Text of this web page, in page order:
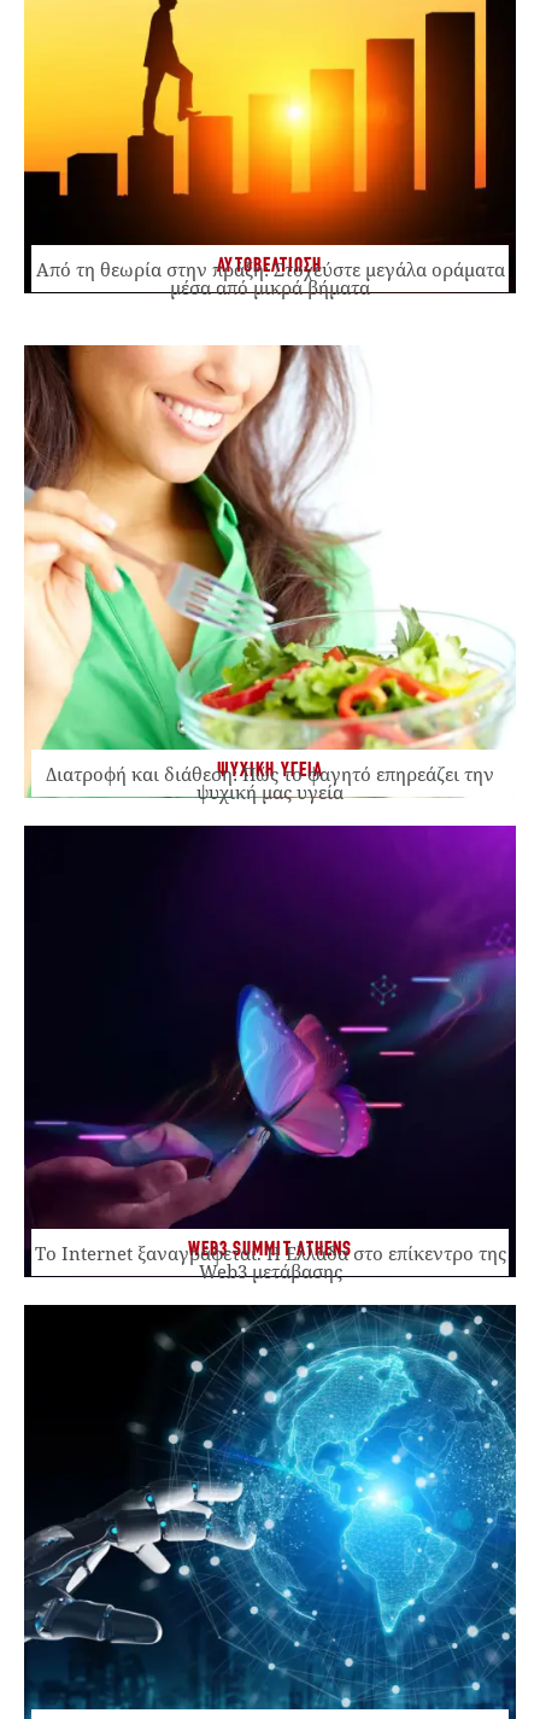
ΑΥΤΟΒΕΛΤΙΩΣΗ
Από τη θεωρία στην πράξη: Στοχεύστε μεγάλα οράματα
μέσα από μικρά βήματα
ΨΥΧΙΚΗ ΥΓΕΙΑ
Διατροφή και διάθεση: Πώς το φαγητό επηρεάζει την
ψυχική μας υγεία
WEB3 SUMMIT ATHENS
Το Internet ξαναγράφεται. Η Ελλάδα στο επίκεντρο της
Web3 μετάβασης